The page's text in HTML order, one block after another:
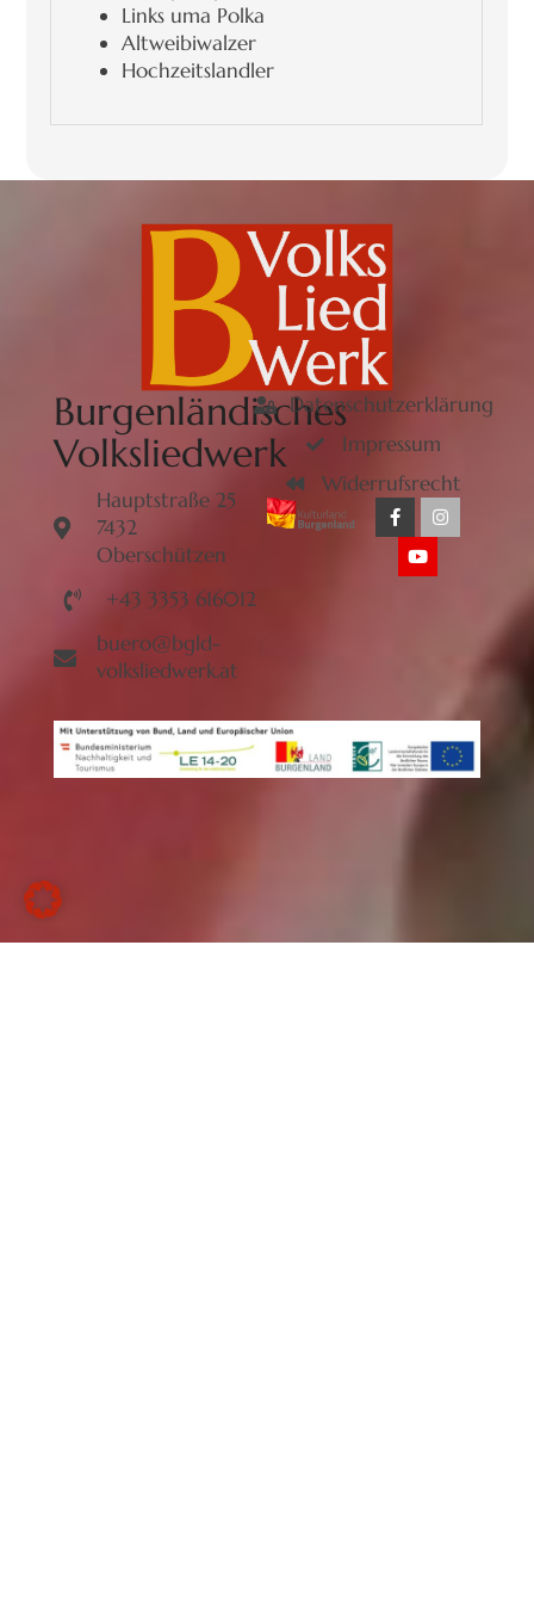
Links uma Polka
Altweibiwalzer
Hochzeitslandler
Burgenländisches
Volksliedwerk
Hauptstraße 25
7432
Oberschützen
+43 3353 616012
buero@bgld-
volksliedwerk.at
Datenschutzerklärung
Impressum
Widerrufsrecht